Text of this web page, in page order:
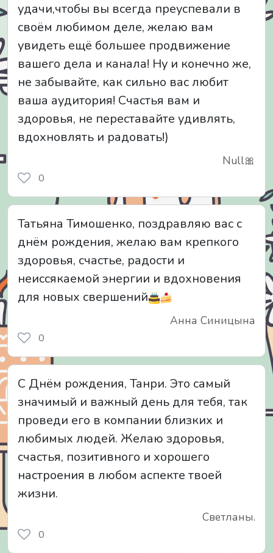
удачи,чтобы вы всегда преуспевали в
своём любимом деле, желаю вам
увидеть ещё большее продвижение
вашего дела и канала! Ну и конечно же,
не забывайте, как сильно вас любит
ваша аудитория! Счастья вам и
здоровья, не переставайте удивлять,
вдохновлять и радовать!)
Null🎀
0
Татьяна Тимошенко, поздравляю вас с
днём рождения, желаю вам крепкого
здоровья, счастье, радости и
неиссякаемой энергии и вдохновения
для новых свершений
Анна Синицына
0
С Днём рождения, Танри. Это самый
значимый и важный день для тебя, так
проведи его в компании близких и
любимых людей. Желаю здоровья,
счастья, позитивного и хорошего
настроения в любом аспекте твоей
жизни.
Светланы.
0